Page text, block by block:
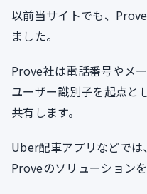
以前当サイトでも、
ました。
Prove社は電話番号やメ
ユーザー識別子を起点と
共有します。
Uber配車アプリなどで
Proveのソリューション